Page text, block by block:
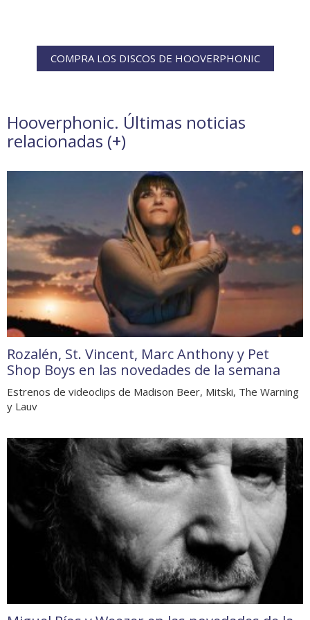
COMPRA LOS DISCOS DE HOOVERPHONIC
Hooverphonic. Últimas noticias
relacionadas (+)
Rozalén, St. Vincent, Marc Anthony y Pet
Shop Boys en las novedades de la semana
Estrenos de videoclips de Madison Beer, Mitski, The Warning
y Lauv